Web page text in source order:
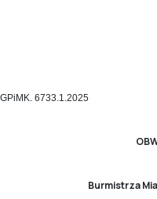
GPiMK. 6733.1.2025
Burmistrza